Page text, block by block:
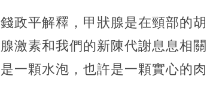
錢政平解釋，甲狀腺是在頸部的
腺激素和我們的新陳代謝息息相
是一顆水泡，也許是一顆實心的肉